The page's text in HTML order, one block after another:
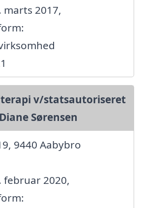
2017,
v/statsautoriseret
Sørensen
9440 Aabybro
februar 2020,